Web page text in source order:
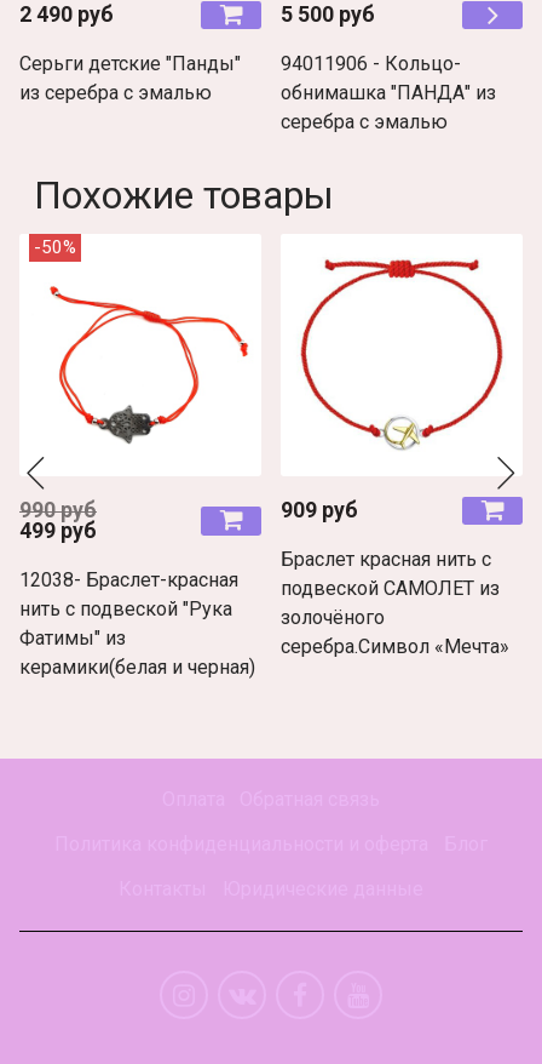
2 490 руб
Серьги детские "Панды"
из серебра с эмалью
5 500 руб
94011906 - Кольцо-
обнимашка "ПАНДА" из
серебра с эмалью
Похожие товары
-50%
990 руб
499 руб
12038- Браслет-красная
нить c подвеской "Рука
Фатимы" из
керамики(белая и черная)
909 руб
Браслет красная нить с
подвеской САМОЛЕТ из
золочёного
серебра.Символ «Мечта»